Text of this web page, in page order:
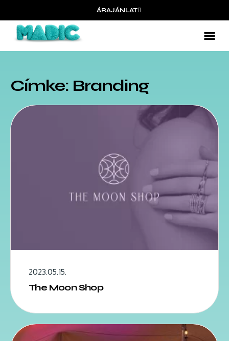
ÁRAJÁNLAT
Címke: Branding
2023.05.15.
The Moon Shop